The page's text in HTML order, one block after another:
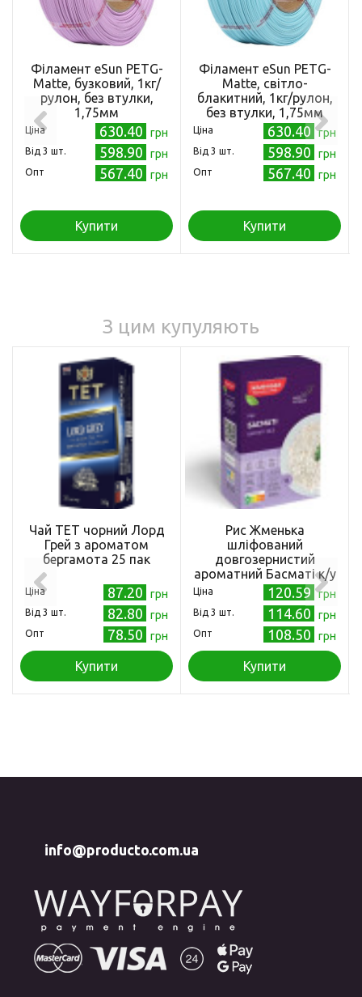
Філамент eSun PETG-
Matte, бузковий, 1кг/
рулон, без втулки,
1,75мм
Ціна 630.40 грн
Від 3 шт. 598.90 грн
Опт 567.40 грн
Купити
Філамент eSun PETG-
Matte, світло-
блакитний, 1кг/рулон,
без втулки, 1,75мм
Ціна 630.40 грн
Від 3 шт. 598.90 грн
Опт 567.40 грн
Купити
З цим купуляють
Чай ТЕТ чорний Лорд
Грей з ароматом
бергамота 25 пак
Ціна 87.20 грн
Від 3 шт. 82.80 грн
Опт 78.50 грн
Купити
Рис Жменька
шліфований
довгозернистий
ароматний Басматі к/у
4х100г
Ціна 120.59 грн
Від 3 шт. 114.60 грн
Опт 108.50 грн
Купити
info@producto.com.ua